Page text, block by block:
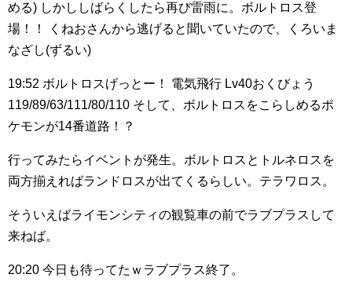
める) しかししばらくしたら再び雷雨に。ボルトロス登
場！！
くねおさんから逃げると聞いていたので、くろいま
なざし(ずるい)
19:52 ボルトロスげっとー！
電気飛行 Lv40おくびょう
119/89/63/111/80/110 そして、ボルトロスをこらしめるポ
ケモンが14番道路！？
行ってみたらイベントが発生。ボルトロスとトルネロスを
両方揃えればランドロスが出てくるらしい。テラワロス。
そういえばライモンシティの観覧車の前でラブプラスして
来ねば。
20:20 今日も待ってたｗラブプラス終了。